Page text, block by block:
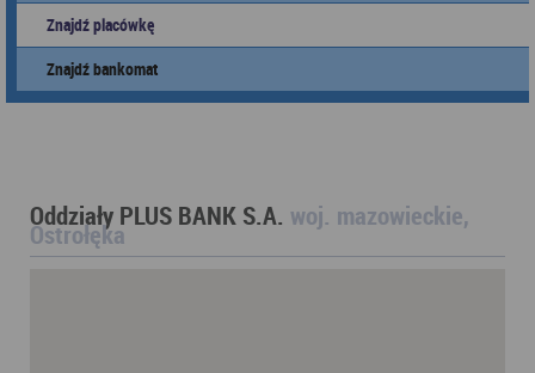
Znajdź placówkę
Znajdź bankomat
Oddziały PLUS BANK S.A. woj. mazowieckie,
Ostrołęka